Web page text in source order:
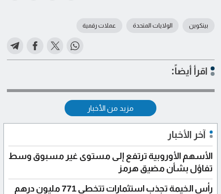
بيتكوين الولايات المتحدة عملات رقمية
اقرأ أيضاً:
مزيد من الأخبار
آخر الأخبار
الأسهم الأوروبية ترتفع إلى مستوى غير مسبوق وسط
تفاؤل بشأن مضيق هرمز
رأس الخيمة تجذب استثمارات تتخطى 771 مليون درهم